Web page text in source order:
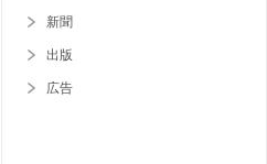
新聞
出版
広告